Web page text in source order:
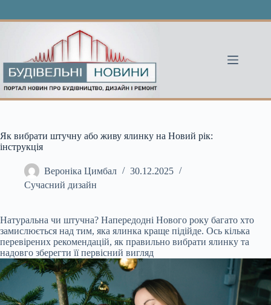
Як вибрати штучну або живу ялинку на Новий рік:
інструкція
Вероніка Цимбал
30.12.2025
Сучасний дизайн
Натуральна чи штучна? Напередодні Нового року багато хто
замислюється над тим, яка ялинка краще підійде. Ось кілька
перевірених рекомендацій, як правильно вибрати ялинку та
надовго зберегти її первісний вигляд